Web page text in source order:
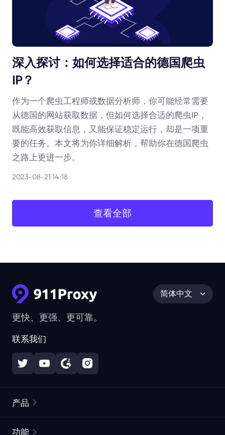
深入探讨：如何选择适合的德国爬虫
IP？
作为一个爬虫工程师或数据分析师，你可能经常需要
从德国的网站获取数据，但如何选择合适的爬虫IP，
既能高效获取信息，又能保证稳定运行，却是一项重
要的任务。本文将为你详细解析，帮助你在德国爬虫
之路上更进一步。
2023-08-21 14:18
查看全部
更快、更强、更可靠。
联系我们
简体中文
产品
功能